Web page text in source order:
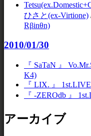
ひさと(ex-Virtione)
Rβinθn)
2010/01/30
『 SaTaN 』
K4)
『 LIX. 』 1st.LIVE
『 -ZEROdb 』
アーカイブ